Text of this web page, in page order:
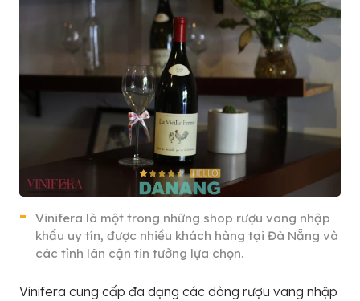
Vinifera là một trong những shop rượu vang nhập
khẩu uy tín, được nhiều khách hàng tại Đà Nẵng và
các tỉnh lân cận tin tưởng lựa chọn.
Vinifera cung cấp đa dạng các dòng rượu vang nhập